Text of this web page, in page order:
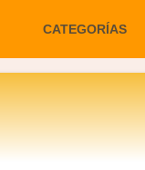
CATEGORÍAS